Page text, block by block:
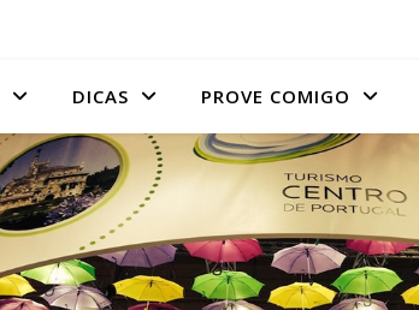
DICAS PROVE COMIGO